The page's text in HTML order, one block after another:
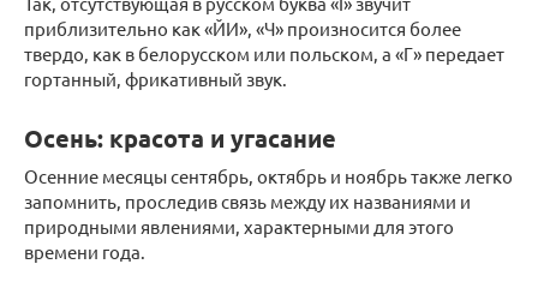
приблизительно как «ЙИ», «Ч» произносится более
твердо, как в белорусском или польском, а «Г» передает
гортанный, фрикативный звук.
Осень: красота и угасание
Осенние месяцы сентябрь, октябрь и ноябрь также легко
запомнить, проследив связь между их названиями и
природными явлениями, характерными для этого
времени года.